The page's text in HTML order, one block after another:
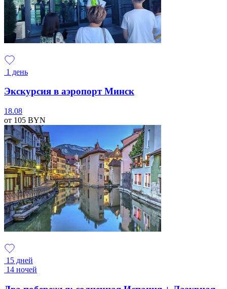
1 день
Экскурсия в аэропорт Минск
18.08
от 105 BYN
15 дней
14 ночей